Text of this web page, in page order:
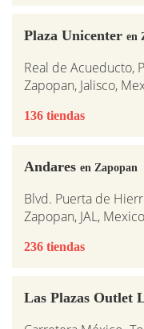
Plaza Unicenter en
Real de Acueducto,
Zapopan, Jalisco,
136 tiendas
Andares en Zapopan
Blvd. Puerta de
Zapopan, JAL, Mexico
236 tiendas
Las Plazas Outlet